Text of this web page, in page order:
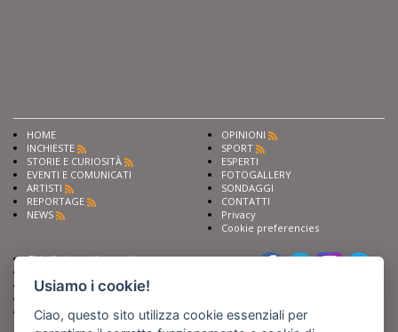
HOME
INCHIESTE
STORIE E CURIOSITÀ
EVENTI E COMUNICATI
ARTISTI
REPORTAGE
NEWS
OPINIONI
SPORT
ESPERTI
FOTOGALLERY
SONDAGGI
CONTATTI
Privacy
Cookie preferencies
Chiedi ai nostri esperti
Fai pubblicità con noi
Iscriviti al nostro corso di
giornalismo
Usiamo i cookie!
Ciao, questo sito utilizza cookie essenziali per